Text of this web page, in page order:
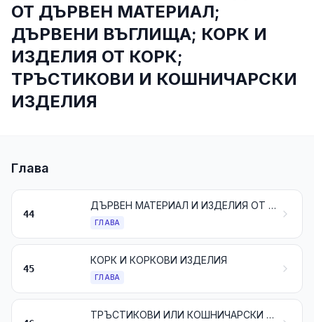
ОТ ДЪРВЕН МАТЕРИАЛ;
ДЪРВЕНИ ВЪГЛИЩА; КОРК И
ИЗДЕЛИЯ ОТ КОРК;
ТРЪСТИКОВИ И КОШНИЧАРСКИ
ИЗДЕЛИЯ
Глава
44
ДЪРВЕН МАТЕРИАЛ И ИЗДЕЛИЯ ОТ ДЪРВЕН МАТЕРИАЛ; ДЪРВЕНИ ВЪГЛИЩА
ГЛАВА
45
КОРК И КОРКОВИ ИЗДЕЛИЯ
ГЛАВА
ТРЪСТИКОВИ ИЛИ КОШНИЧАРСКИ ИЗДЕЛИЯ